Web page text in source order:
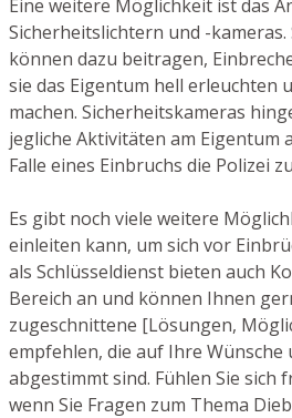
Eine weitere Möglichkeit ist das
Sicherheitslichtern und -
können dazu beitragen,
sie das Eigentum hell erleuchten
machen. Sicherheitskameras
jegliche Aktivitäten am Eigentum
Falle eines Einbruchs die Polizei
Es gibt noch viele weitere
einleiten kann, um sich vor
als Schlüsseldienst bieten auch
Bereich an und können Ihnen
zugeschnittene [Lösungen,
empfehlen, die auf Ihre Wünsche
abgestimmt sind. Fühlen Sie sich
wenn Sie Fragen zum Thema